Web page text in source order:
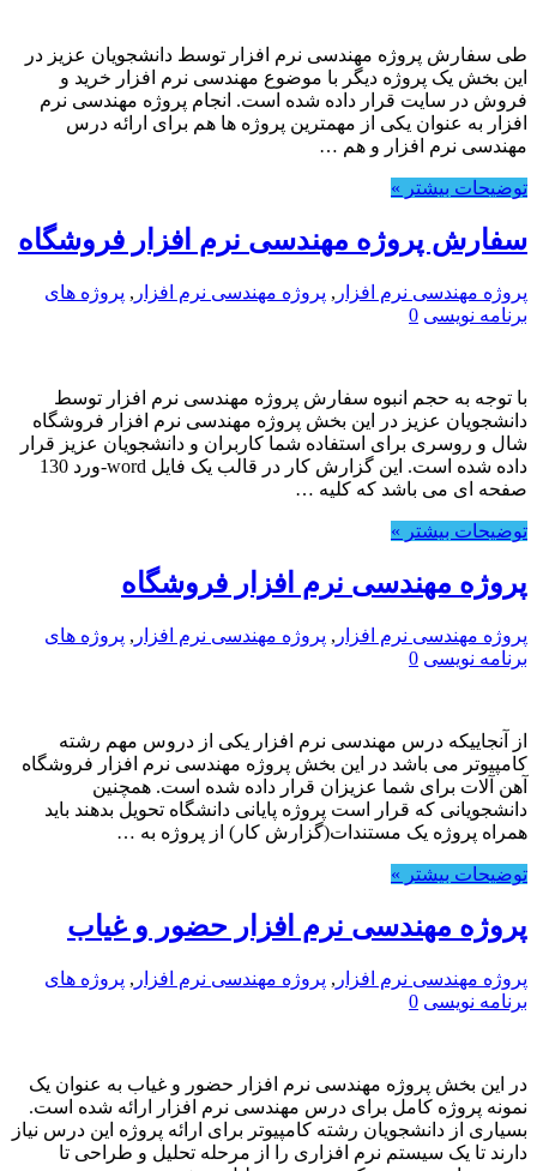
طی سفارش پروژه مهندسی نرم افزار توسط دانشجویان عزیز در
این بخش یک پروژه دیگر با موضوع مهندسی نرم افزار خرید و
فروش در سایت قرار داده شده است. انجام پروژه مهندسی نرم
افزار به عنوان یکی از مهمترین پروژه ها هم برای ارائه درس
مهندسی نرم افزار و هم …
توضیحات بیشتر »
سفارش پروژه مهندسی نرم افزار فروشگاه
پروژه مهندسی نرم افزار , پروژه مهندسی نرم افزار , پروژه های
برنامه نویسی 0
با توجه به حجم انبوه سفارش پروژه مهندسی نرم افزار توسط
دانشجویان عزیز در این بخش پروژه مهندسی نرم افزار فروشگاه
شال و روسری برای استفاده شما کاربران و دانشجویان عزیز قرار
داده شده است. این گزارش کار در قالب یک فایل word-ورد 130
صفحه ای می باشد که کلیه …
توضیحات بیشتر »
پروژه مهندسی نرم افزار فروشگاه
پروژه مهندسی نرم افزار , پروژه مهندسی نرم افزار , پروژه های
برنامه نویسی 0
از آنجاییکه درس مهندسی نرم افزار یکی از دروس مهم رشته
کامپیوتر می باشد در این بخش پروژه مهندسی نرم افزار فروشگاه
آهن آلات برای شما عزیزان قرار داده شده است. همچنین
دانشجویانی که قرار است پروژه پایانی دانشگاه تحویل بدهند باید
همراه پروژه یک مستندات(گزارش کار) از پروژه به …
توضیحات بیشتر »
پروژه مهندسی نرم افزار حضور و غیاب
پروژه مهندسی نرم افزار , پروژه مهندسی نرم افزار , پروژه های
برنامه نویسی 0
در این بخش پروژه مهندسی نرم افزار حضور و غیاب به عنوان یک
نمونه پروژه کامل برای درس مهندسی نرم افزار ارائه شده است.
بسیاری از دانشجویان رشته کامپیوتر برای ارائه پروژه این درس نیاز
دارند تا یک سیستم نرم افزاری را از مرحله تحلیل و طراحی تا